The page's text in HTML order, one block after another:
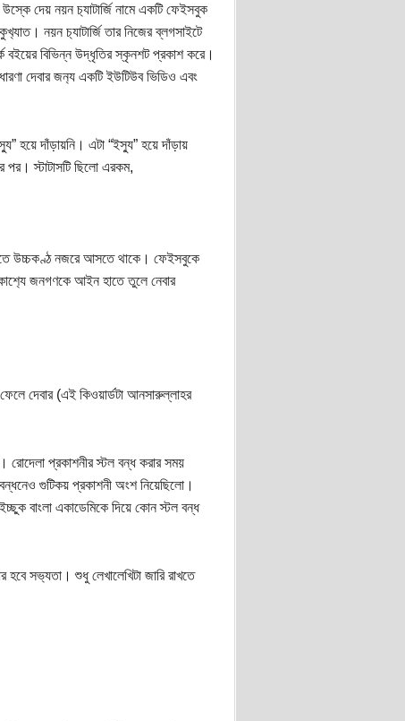
দেয় নয়ন চ‍্যাটার্জি নামে একটি ফেইসবুক
নয়ন চ‍্যাটার্জি তার নিজের ব্লগসাইটে
বইয়ের বিভিন্ন উদ্ধৃতির স্কৃনশট প্রকাশ করে।
দেবার জন‍্য একটি ইউটিউব ভিডিও এবং
হয়ে দাঁড়ায়নি। এটা “ইস‍্যু” হয়ে দাঁড়ায়
পর। স্টাটাসটি ছিলো এরকম,
উচ্চকণ্ঠ নজরে আসতে থাকে। ফেইসবুকে
জনগণকে আইন হাতে তুলে নেবার
দেবার (এই কিওয়ার্ডটা আনসারুল্লাহর
রোদেলা প্রকাশনীর স্টল বন্ধ করার সময়
গুটিকয় প্রকাশনী অংশ নিয়েছিলো।
বাংলা একাডেমিকে দিয়ে কোন স্টল বন্ধ
সভ‍্যতা। শুধু লেখালেখিটা জারি রাখতে